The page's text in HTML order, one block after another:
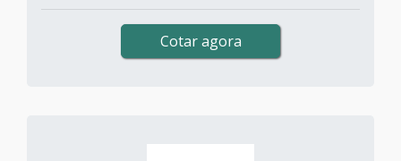
Cotar agora